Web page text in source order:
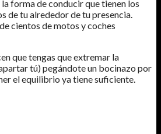
la forma de conducir que tienen los
de tu alrededor de tu presencia.
cientos de motos y coches
que tengas que extremar la
tú) pegándote un bocinazo por
el equilibrio ya tiene suficiente.